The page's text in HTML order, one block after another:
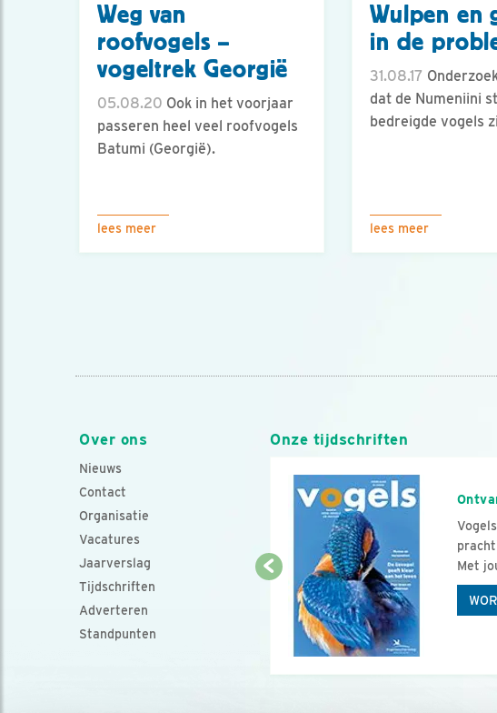
Weg van
roofvogels –
vogeltrek Georgië
05.08.20 Ook in het voorjaar
passeren heel veel roofvogels
Batumi (Georgië).
lees meer
Wulpen en
in de
31.08.17
dat de Numeniini
bedreigde vogels
lees meer
Over ons
Nieuws
Contact
Organisatie
Vacatures
Jaarverslag
Tijdschriften
Adverteren
Standpunten
Onze tijdschriften
Met